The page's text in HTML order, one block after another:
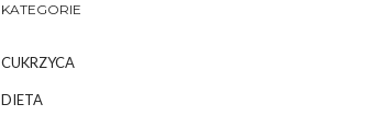
KATEGORIE
CUKRZYCA
DIETA